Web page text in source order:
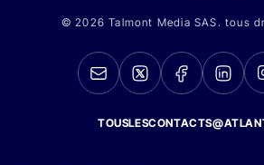
© 2026 Talmont Media SAS. tous